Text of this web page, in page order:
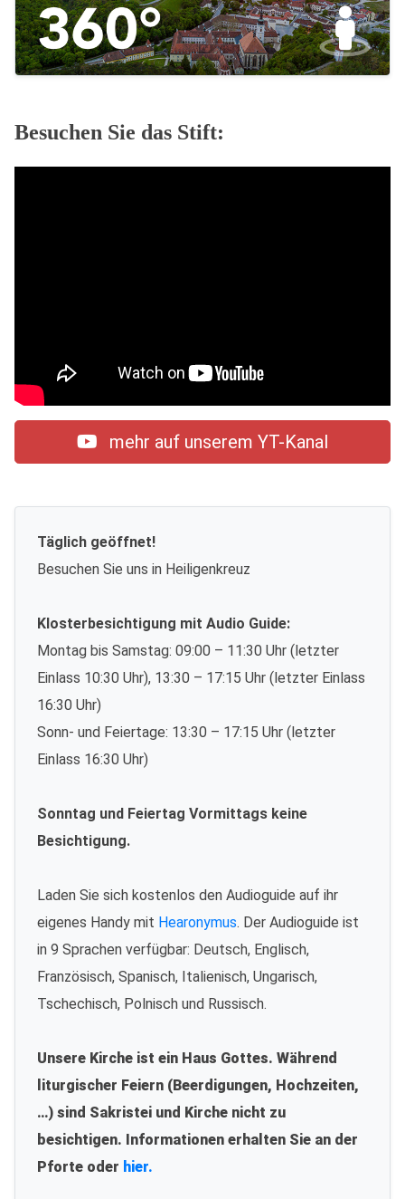
Besuchen Sie das Stift:
mehr auf unserem YT-Kanal
Täglich geöffnet!
Besuchen Sie uns in Heiligenkreuz
Klosterbesichtigung mit Audio Guide:
Montag bis Samstag: 09:00 – 11:30 Uhr (letzter
Einlass 10:30 Uhr), 13:30 – 17:15 Uhr (letzter Einlass
16:30 Uhr)
Sonn- und Feiertage: 13:30 – 17:15 Uhr (letzter
Einlass 16:30 Uhr)
Sonntag und Feiertag Vormittags keine
Besichtigung.
Laden Sie sich kostenlos den Audioguide auf ihr
eigenes Handy mit Hearonymus. Der Audioguide ist
in 9 Sprachen verfügbar: Deutsch, Englisch,
Französisch, Spanisch, Italienisch, Ungarisch,
Tschechisch, Polnisch und Russisch.
Unsere Kirche ist ein Haus Gottes. Während
liturgischer Feiern (Beerdigungen, Hochzeiten,
…) sind Sakristei und Kirche nicht zu
besichtigen. Informationen erhalten Sie an der
Pforte oder hier.